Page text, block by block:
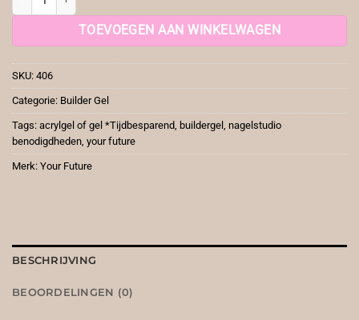
TOEVOEGEN AAN WINKELWAGEN
SKU: 406
Categorie: Builder Gel
Tags: acrylgel of gel *Tijdbesparend, buildergel , nagelstudio
benodigdheden, your future
Merk: Your Future
BESCHRIJVING
BEOORDELINGEN (0)